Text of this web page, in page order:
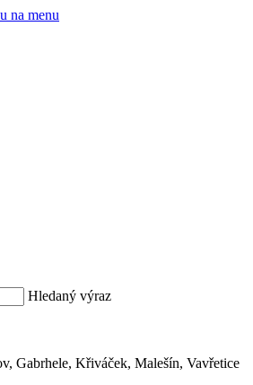
na menu
Hledaný výraz
Gabrhele, Křiváček, Malešín, Vavřetice